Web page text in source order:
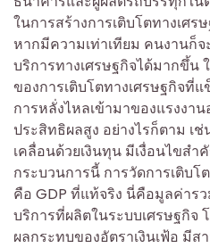
ในการสร้างการเติบโตทางเศ
หากมีความเท่าเทียม คนงานก็
บริการทางเศรษฐกิจได้มากขึ้น
ของการเติบโตทางเศรษฐกิจที่
การหลั่งไหลเข้ามาของแรงงา
ประสิทธิผลสูง อย่างไรก็ตาม เ
เคลื่อนด้วยเงินทุน มีเงื่อนไขส
กระบวนการนี้ การวัดการเติบ
คือ GDP ที่แท้จริง นี่คือมูลค่าร
บริการที่ผลิตในระบบเศรษฐกิจ
ผลกระทบของอัตราเงินเฟ้อ มีส